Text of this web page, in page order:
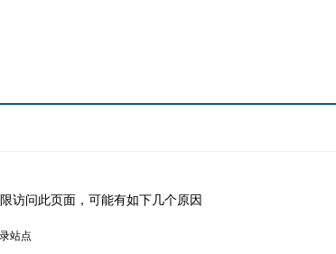
访问此页面，可能有如下几个原因
站点